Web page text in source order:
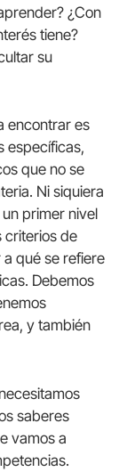
¿Con
tiene?
su
encontrar es
específicas,
que no se
Ni siquiera
primer nivel
criterios de
qué se refiere
Debemos
y también
saberes
vamos a